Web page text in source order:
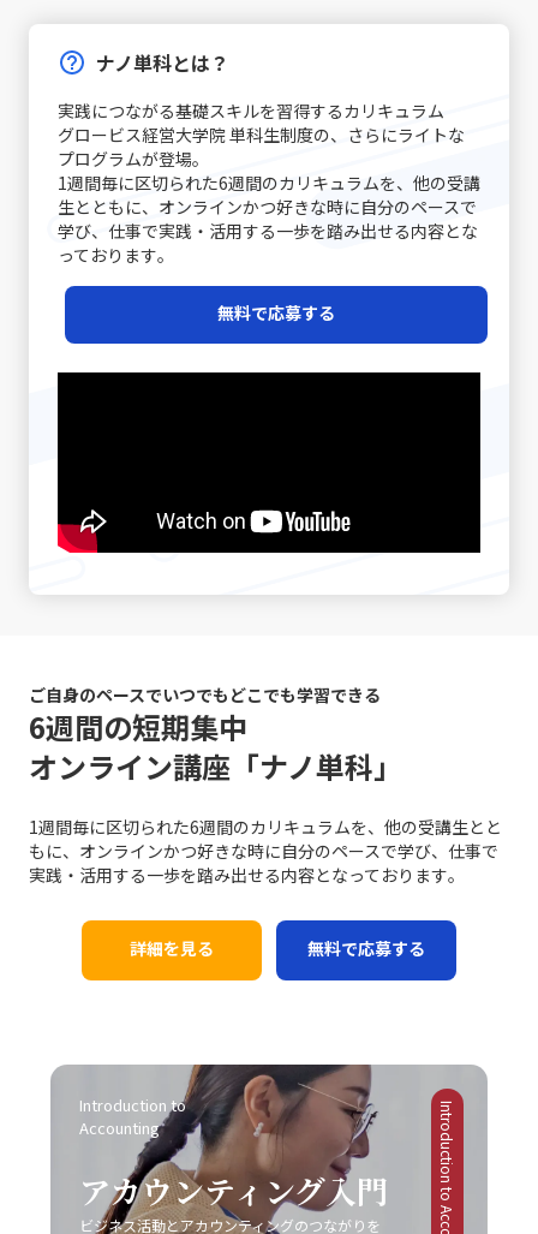
略と実践例 ここでは、「仕事で話が噛み合わない人との対
処法」として認識される具体的な戦略を、実践例とともに
解説します。多岐にわたる原因に対して、個々のケースに
応じた対策を講じることが求められます。まず、会話の開
始時に必ず現状の認識を共有することが基本です。長年の
経験が示すように、「話の前提条件を合わせる」ことは、
双方のコミュニケーションの齟齬を防ぐ第一歩です。たと
えば、新たなプロジェクトのキックオフミーティングで
は、各参加者が同じゴールと進行予定を共有することで、
後の誤解を避けることができます。また、日常的なコミュ
には話の流れからその理解度を汲み取る姿勢が重要です。
経験豊富なマネージャーの中には、相手の話し方をよく観
める手法を実践している方もいます。さらに、後日話の内
るために、日常的に論理的思考をトレーニングすることが
重要です。論理的に物事を整理し、因果関係を明確にする
多くのビジネスシーンで応用可能であり、適切に実践する
ことで、業務効率やチームの生産性の向上につながりま
す。経験に基づく実践例を参考に、各自の環境に合った方
法を柔軟に取り入れる姿勢が求められます。 まとめ 以上
は、単なる一方的な問題ではなく、双方の認識のズレや情
報伝達の不備、さらには思考の整理不足から来る複合的な
現象です。特に「仕事で話が噛み合わない人との対処法」
す。まず、会議や打ち合わせの場では、前提条件の確認や
具体的な言葉選び、相手の理解度を逐一確認する姿勢が求
められます。次に、必要に応じて一度話を持ち帰り、冷静
ション能力の向上に直結します。これにより、仕事で話が
噛み合わない状況を未然に防ぎ、また発生した場合にも迅
速かつ効果的に対処できる基盤を作ることが可能となりま
す。最終的に、若手ビジネスマンにとって重要なのは、一
方的なコミュニケーションではなく、双方の意図や認識を
共有しあう姿勢です。今回ご紹介したポイントを実践し、
が質の高いコミュニケーションを実現する鍵となります。
を高めるためには、単に技術を習得するだけでなく、いく
つかの落とし穴や注意点を認識する必要があります。ま
ず、情報伝達とコミュニケーションの違いに注意が必要で
す。単なるデータや数字の伝達が成功したとしても、相手
がその情報をどう受け取り、行動に移すかはまた別の問題
です。「ビジネスにおけるコミュニケーション能力」にお
いては、相手に正しく意図が伝わるかどうかが重要であ
り、結果として行動変容が起こることが成功指標となりま
伝えることができないという不確実性があります。言葉だ
けでは伝えきれない非言語的要素、例えば身振り手振りや
のバイアスにも気を付ける必要があります。各個人が持つ
固定概念や先入観は、意図しない誤解やコミュニケーショ
に正しいという前提に立たず、相手の立場や背景を十分に
も多い一方で、相手の感情に寄り添うことも必要不可欠で
す。論理だけでは伝え切れない部分や、感情を込めた発信
が不足していると、相手の共感を得ることが難しくなり、
結果的に意思疎通がうまくいかない可能性があります。こ
力」の現場においては、感情表現と論理的説明のバランス
を取るための訓練が不可欠です。 さらに、目的意識の欠如
にも注意が必要です。コミュニケーションは方法そのもの
手段です。目的が明確でないまま話を進めると、どれだけ
テクニックを駆使しても、受信者にとって重要なポイント
が伝わらず、業務上の成果に結び付かない場合がありま
がどのような「場」か、つまり使用する媒体や環境に応じ
た戦略も大切です。対面での会議、電話会議、メール、オ
ンラインミーティングなど、ツールや場面ごとに適したコ
ミュニケーションの方法が存在します。そのため、各媒体
の持つ特性や限界を理解し、状況に合わせた柔軟な対応が
必要不可欠となります。こうした注意点を踏まえて、自己
のコミュニケーション能力を継続的にブラッシュアップし
や労力を削減することで市場価格を下回る優位性を保持し
ます。ユニクロが示した事例のように、大量仕入れや生産
できれば、急激な価格競争にも耐える力が養われるので
す。ただし、過度なコスト削減は品質低下やブランド価値
の喪失というリスクもあるため、バランスを見極めること
が重要です。 第三に、ニッチ戦略です。市場全体ではな
く、特定の顧客セグメントや特定のニーズに特化すること
で、競争相手の少ない領域を開拓します。高級車市場にお
けるポルシェの例は、限られた層に対して圧倒的なブラン
ド価値を提供する成功例と言えるでしょう。この戦略は、
レッドオーシャンの戦い方の一環として、自社の強みや専
ンの戦い方」を模索する際、伝統的な戦略だけではなく、
デジタル技術の活用や情報分析に基づく意思決定が求めら
や宣伝方法とは一線を画す新たな方法として取り入れられ
ています。このように、レッドオーシャンの戦い方におい
ては、伝統的な戦略と最新のテクノロジーを融合させるこ
とで、競争優位性を確保する必要があるのです。 競争にお
ける成功事例と失敗事例 現実のビジネスシーンにおいて、
たります。成功した企業は、明確な戦略と確固たる差別
化、そして徹底したコスト管理を実践しています。たとえ
ば、コカ・コーラは新市場としてチューハイ・サワー市場
基づく戦略展開により、短期間で一定の市場シェアを獲得
しました。また、トヨタ自動車は常に「カイゼン」を徹底
フォン市場におけるモトローラの事例では、他社との差別
化に失敗し、急激な技術革新に乗り遅れて市場からの孤立
を招きました。また、日産自動車は過度なコスト削減施策
により品質低下とブランドイメージの低下を招いた結果、
激戦区でのシェア確保に大きな課題を突きつけられまし
た。これらの事例は、レッドオーシャンの戦い方において
は、単なるコスト削減や市場模倣だけでは不十分であり、
ます。たとえば、予定された期限までにタスクが完了しな
いことによるストレスの増加、結果的な自信喪失、そして
長期的にはキャリアチャンスの逸失へとつながります。こ
のような問題は個人だけでなく、チームや組織全体に影響
を及ぼすため、早期に原因を特定し、適切な対策を講じる
ことが求められます。先延ばし癖に取り組むプロセスは、
自分自身を見つめ直し、効率的な業務遂行と成長機会を確
実に捉えるための重要なステップと言えるでしょう。 近年
は特に、テクノロジーの発展とともに多様な働き方が広が
る中で、自己管理能力が強く問われるようになりました。
慣の見直しにとどまらず、自己のキャリア戦略を見直すた
めの重要な要素ともなっています。次のセクションでは、
トについて詳述していきます。 先延ばし癖の注意点 先延
う自己否定的な考えが自己評価を下げ、メンタルの悪循環
を生むことになります。また、タスクが山積みになること
により、精神的・肉体的なストレスが急増する点にも十分
リア上の成長機会や重要なチャンスが逃されることにつな
がります。そのため、先延ばし癖は単なる個人的な問題に
留まらず、社会人としての基礎力や信頼性を左右する重大
な問題と言えます。 ここで特に留意すべきは、先延ばしの
いるという点です。完璧主義者は、全ての条件が整うのを
待ってから行動するため、結果としてタスクが無期限に先
延ばしにされる傾向があります。一方、失敗を恐れる心理
果として問題が先送りされる原因となります。こうした心
理的要因への正しいアプローチなくしては、「後回し癖の
改善」は達成しにくいと言えるでしょう。 また、ADHDの
協力を仰ぐことも大切です。一人で抱え込むことなく、適
切なサポートを受けながら、自己管理能力の向上を図るこ
とが求められます。このように、先延ばし癖の注意点は単
なる行動パターンの問題を超えて、複雑な心理的・環境的
要因が絡み合っているため、多角的な視点からの対策が必
要不可欠です。 ビジネス現場では、タスクを早期に処理す
る仕組みや、効率的なスケジュール管理システムの導入も
ナノ単科とは？
実践につながる基礎スキルを習得するカリキュラム
グロービス経営大学院 単科生制度の、さらにライトな
プログラムが登場｡
1週間毎に区切られた6週間のカリキュラムを、他の受講
生とともに、オンラインかつ好きな時に自分のペースで
学び、仕事で実践・活用する一歩を踏み出せる内容とな
っております｡
無料で応募する
ご自身のペースでいつでもどこでも学習できる
6週間の短期集中
オンライン講座「ナノ単科」
1週間毎に区切られた6週間のカリキュラムを、他の受講生とと
もに、オンラインかつ好きな時に自分のペースで学び、仕事で
実践・活用する一歩を踏み出せる内容となっております｡
詳細を見る 無料で応募する
Introduction to
Accounting
アカウンティング入門
ビジネス活動とアカウンティングのつながりを Introduction to Accounting